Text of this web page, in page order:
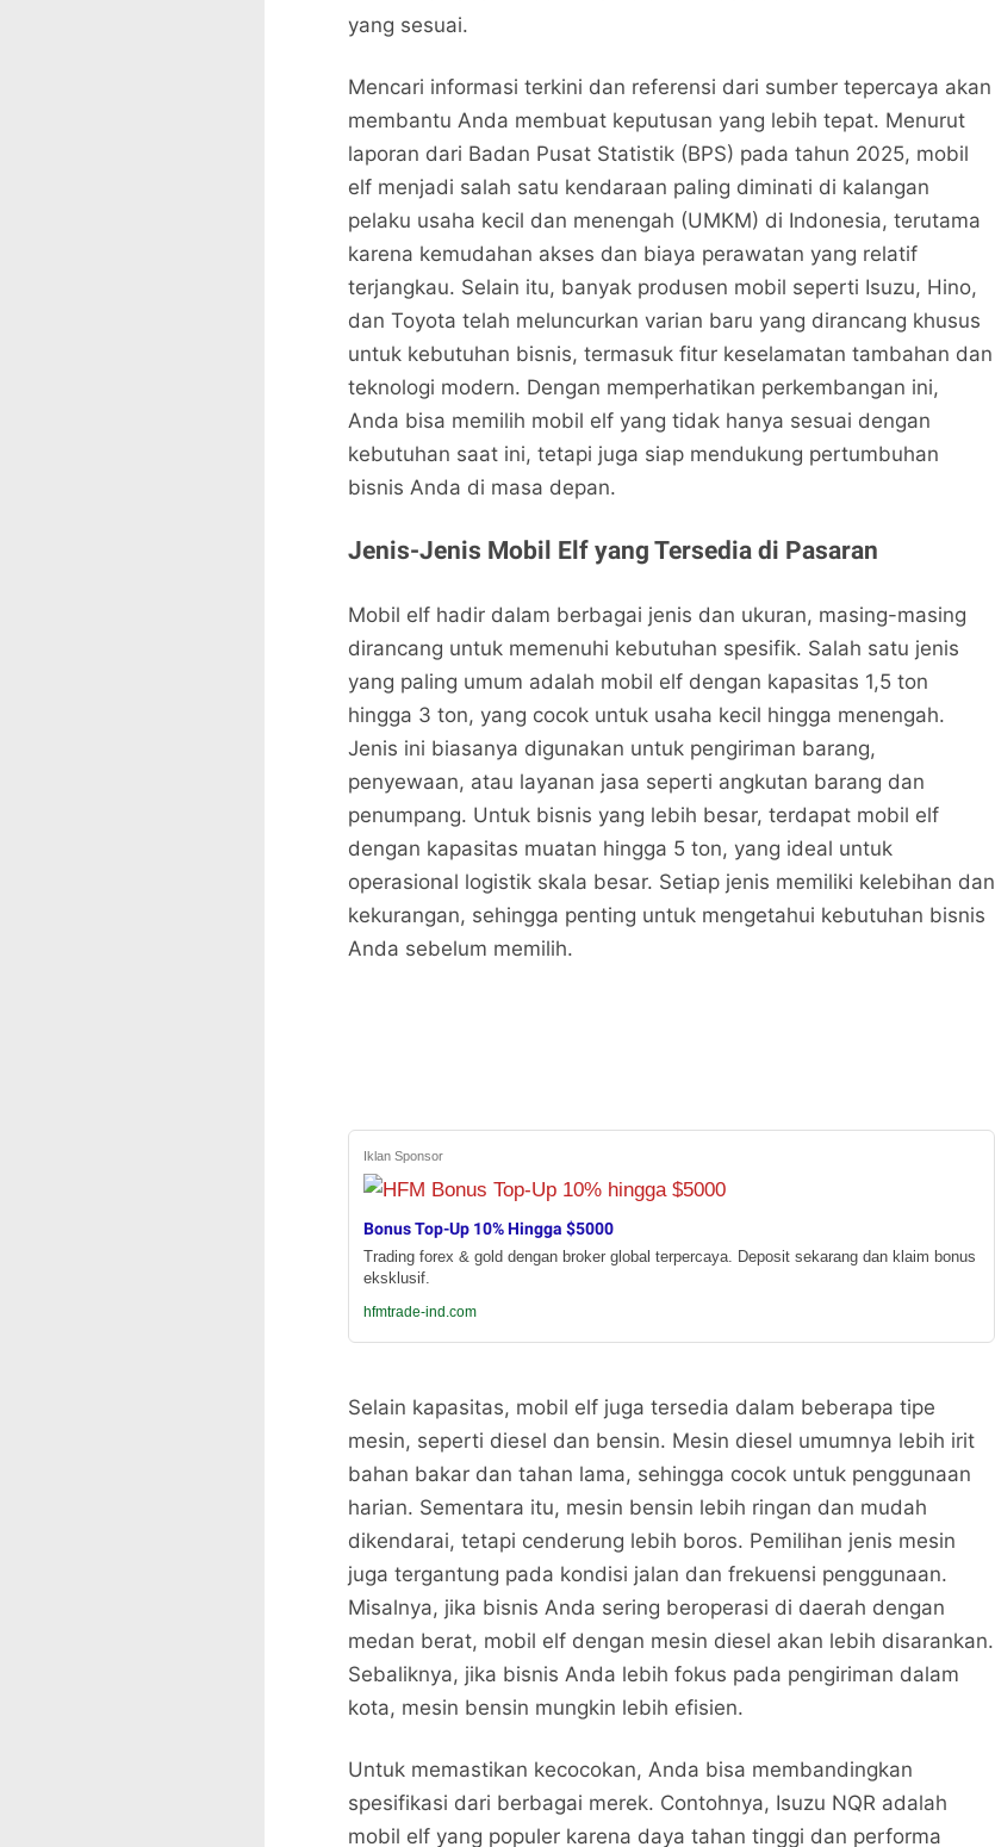
Nalarrakyat.com - Media Kritis
Bagikan ke media lain
yang sesuai.
Mencari informasi terkini dan referensi dari sumber tepercaya akan
membantu Anda membuat keputusan yang lebih tepat. Menurut
laporan dari Badan Pusat Statistik (BPS) pada tahun 2025, mobil
elf menjadi salah satu kendaraan paling diminati di kalangan
pelaku usaha kecil dan menengah (UMKM) di Indonesia, terutama
karena kemudahan akses dan biaya perawatan yang relatif
terjangkau. Selain itu, banyak produsen mobil seperti Isuzu, Hino,
dan Toyota telah meluncurkan varian baru yang dirancang khusus
untuk kebutuhan bisnis, termasuk fitur keselamatan tambahan dan
teknologi modern. Dengan memperhatikan perkembangan ini,
Anda bisa memilih mobil elf yang tidak hanya sesuai dengan
kebutuhan saat ini, tetapi juga siap mendukung pertumbuhan
bisnis Anda di masa depan.
Jenis-Jenis Mobil Elf yang Tersedia di Pasaran
Mobil elf hadir dalam berbagai jenis dan ukuran, masing-masing
dirancang untuk memenuhi kebutuhan spesifik. Salah satu jenis
yang paling umum adalah mobil elf dengan kapasitas 1,5 ton
hingga 3 ton, yang cocok untuk usaha kecil hingga menengah.
Jenis ini biasanya digunakan untuk pengiriman barang,
penyewaan, atau layanan jasa seperti angkutan barang dan
penumpang. Untuk bisnis yang lebih besar, terdapat mobil elf
dengan kapasitas muatan hingga 5 ton, yang ideal untuk
operasional logistik skala besar. Setiap jenis memiliki kelebihan dan
kekurangan, sehingga penting untuk mengetahui kebutuhan bisnis
Anda sebelum memilih.
Iklan Sponsor
Bonus Top-Up 10% Hingga $5000
Trading forex & gold dengan broker global terpercaya. Deposit sekarang dan klaim bonus
eksklusif.
hfmtrade-ind.com
Selain kapasitas, mobil elf juga tersedia dalam beberapa tipe
mesin, seperti diesel dan bensin. Mesin diesel umumnya lebih irit
bahan bakar dan tahan lama, sehingga cocok untuk penggunaan
harian. Sementara itu, mesin bensin lebih ringan dan mudah
dikendarai, tetapi cenderung lebih boros. Pemilihan jenis mesin
juga tergantung pada kondisi jalan dan frekuensi penggunaan.
Misalnya, jika bisnis Anda sering beroperasi di daerah dengan
medan berat, mobil elf dengan mesin diesel akan lebih disarankan.
Sebaliknya, jika bisnis Anda lebih fokus pada pengiriman dalam
kota, mesin bensin mungkin lebih efisien.
Untuk memastikan kecocokan, Anda bisa membandingkan
spesifikasi dari berbagai merek. Contohnya, Isuzu NQR adalah
mobil elf yang populer karena daya tahan tinggi dan performa
Nalarrakyat.com - Media Kritis
Bagikan ke media lain